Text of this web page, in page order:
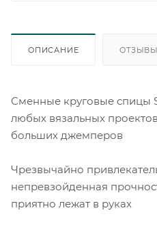
ОПИСАНИЕ ОТЗЫВЫ
Сменные круговые спицы
любых вязальных
больших джемперов
Чрезвычайно
непревзойденная
приятно лежат в руках